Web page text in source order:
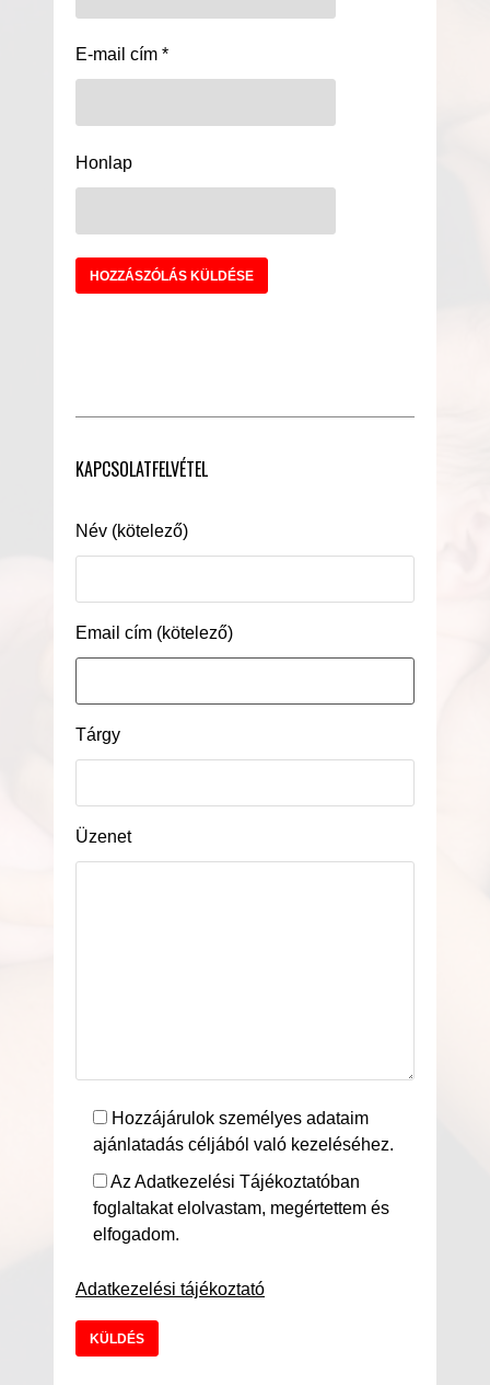
E-mail cím *
Honlap
KAPCSOLATFELVÉTEL
Név (kötelező)
Email cím (kötelező)
Tárgy
Üzenet
Hozzájárulok személyes adataim
ajánlatadás céljából való kezeléséhez.
Az Adatkezelési Tájékoztatóban
foglaltakat elolvastam, megértettem és
elfogadom.
Adatkezelési tájékoztató